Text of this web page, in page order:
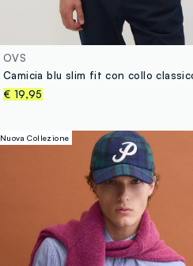
OVS
€ 19,95
Nuova Collezione